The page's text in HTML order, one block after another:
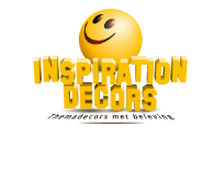
main